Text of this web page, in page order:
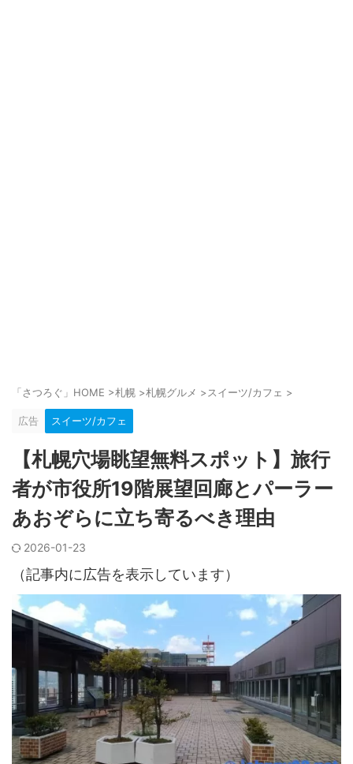
「さつろぐ」HOME >札幌 >札幌グルメ >スイーツ/カフェ >
広告 スイーツ/カフェ
【札幌穴場眺望無料スポット】旅行
者が市役所19階展望回廊とパーラー
あおぞらに立ち寄るべき理由
2026-01-23
（記事内に広告を表示しています）